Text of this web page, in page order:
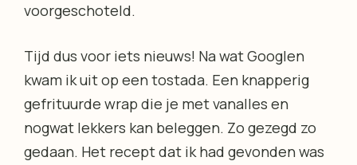
voorgeschoteld.
Tijd dus voor iets nieuws! Na wat Googlen
kwam ik uit op een tostada. Een knapperig
gefrituurde wrap die je met vanalles en
nogwat lekkers kan beleggen. Zo gezegd zo
gedaan. Het recept dat ik had gevonden was